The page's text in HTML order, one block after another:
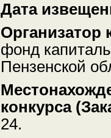
Дата
Организатор
фонд
Пензенской
конкурса
24.